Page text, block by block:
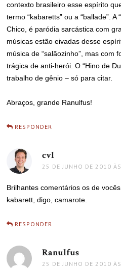
contexto brasileiro esse espírito
termo “kabaretts” ou a “ballade”.
Chico, é paródia sarcástica com
músicas estão eivadas desse
música de “salãozinho”, mas com
trágica de anti-herói. O “Hino de
trabalho de gênio – só para citar.
Abraços, grande Ranulfus!
RESPONDER
cvl
25 DE JUNHO DE 2010
Brilhantes comentários os de
kabarett, digo, camarote.
RESPONDER
Ranulfus
25 DE JUNHO DE 2010